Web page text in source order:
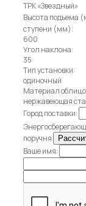
ТРК «Звездный»
Высота подъема
ступени (мм):
600
Угол наклона:
35
Тип установки:
одиночный
Материал
нержавеющая
Город поставки:
поручня
Ваше имя: